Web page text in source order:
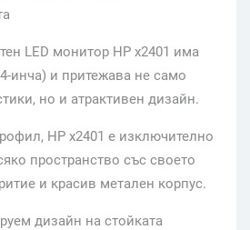
LED монитор HP x2401 има
инча) и притежава не само
но и атрактивен дизайн.
HP x2401 е изключително
пространство със своето
и красив метален корпус.
дизайн на стойката